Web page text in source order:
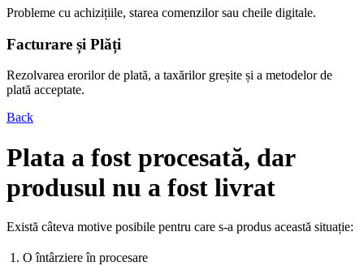
Probleme cu achizițiile, starea comenzilor sau cheile digitale.
Facturare și Plăți
Rezolvarea erorilor de plată, a taxărilor greșite și a metodelor de
plată acceptate.
Back
Plata a fost procesată, dar
produsul nu a fost livrat
Există câteva motive posibile pentru care s‑a produs această situație:
O întârziere în procesare